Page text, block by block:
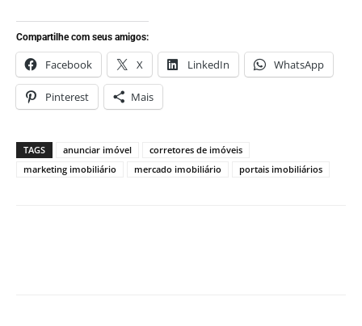
Compartilhe com seus amigos:
Facebook X LinkedIn WhatsApp
Pinterest Mais
TAGS anunciar imóvel
corretores de imóveis
marketing imobiliário
mercado imobiliário portais imobiliários